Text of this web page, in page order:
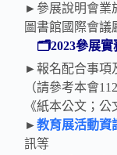
►參展說明會業
圖書館國際會議
🗂2023參展實
►報名配合事項
（請參考本會
《紙本公文；公
►教育展活動資
訊等